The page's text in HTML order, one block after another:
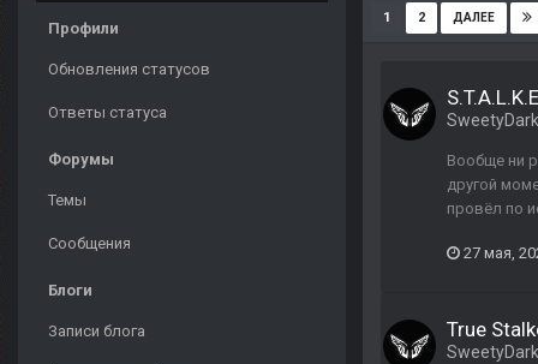
Профили
Обновления статусов
Ответы статуса
Форумы
Темы
Сообщения
Блоги
Записи блога
1 2 ДАЛЕЕ
Вообще ни
другой
провёл по
27 мая,
True